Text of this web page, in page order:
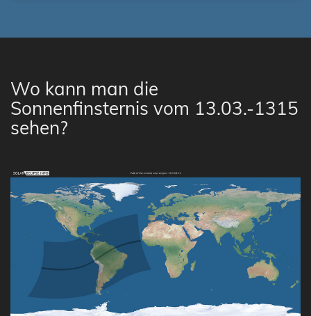
Wo kann man die
Sonnenfinsternis vom 13.03.-1315
sehen?